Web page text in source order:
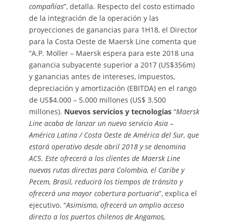
compañías”, detalla. Respecto del costo estimado
de la integración de la operación y las
proyecciones de ganancias para 1H18, el Director
para la Costa Oeste de Maersk Line comenta que
“A.P. Moller – Maersk espera para este 2018 una
ganancia subyacente superior a 2017 (US$356m)
y ganancias antes de intereses, impuestos,
depreciación y amortización (EBITDA) en el rango
de US$4.000 – 5.000 millones (US$ 3.500
millones). Nuevos servicios y tecnologías“Maersk
Line acaba de lanzar un nuevo servicio Asia –
América Latina / Costa Oeste de América del Sur, que
estará operativo desde abril 2018 y se denomina
AC5. Este ofrecerá a los clientes de Maersk Line
nuevas rutas directas para Colombia, el Caribe y
Pecem, Brasil, reducirá los tiempos de tránsito y
ofrecerá una mayor cobertura portuaria”, explica el
ejecutivo. “Asimismo, ofrecerá un amplio acceso
directo a los puertos chilenos de Angamos,